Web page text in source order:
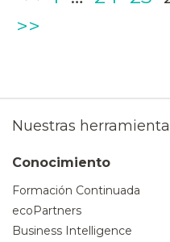
>>
Nuestras
Conocimiento
Formación Continuada
ecoPartners
Business Intelligence